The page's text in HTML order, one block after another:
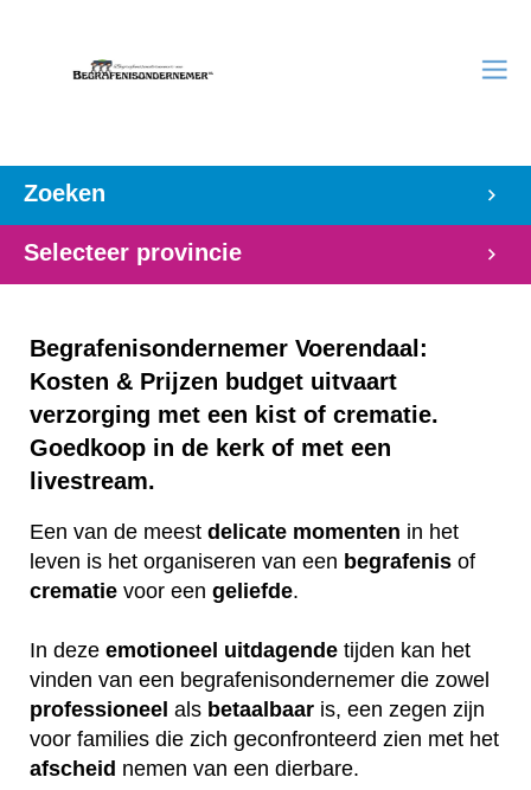
Zoeken
Selecteer provincie
Begrafenisondernemer Voerendaal:
Kosten & Prijzen budget uitvaart
verzorging met een kist of crematie.
Goedkoop in de kerk of met een
livestream.
Een van de meest delicate momenten in het
leven is het organiseren van een begrafenis of
crematie voor een geliefde.
In deze emotioneel uitdagende tijden kan het
vinden van een begrafenisondernemer die zowel
professioneel als betaalbaar is, een zegen zijn
voor families die zich geconfronteerd zien met het
afscheid nemen van een dierbare.